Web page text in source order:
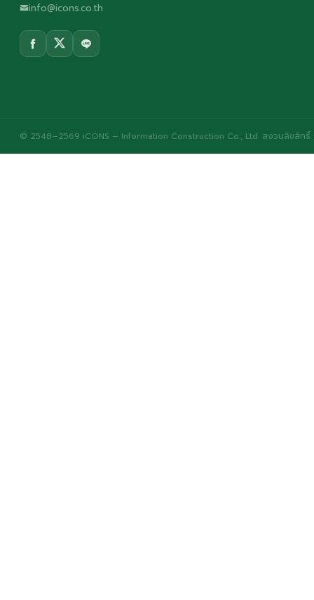
info@icons.co.th
© 2548–2569 iCONS – Information Construction Co., Ltd. สงวนลิขสิทธิ์